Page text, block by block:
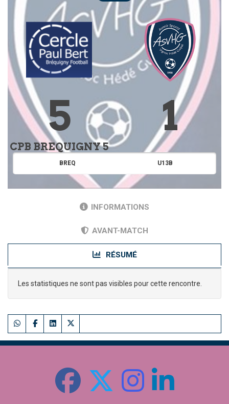
5 1
CPB BREQUIGNY 5
BREQ U13B
INFORMATIONS
AVANT-MATCH
RÉSUMÉ
Les statistiques ne sont pas visibles pour cette rencontre.